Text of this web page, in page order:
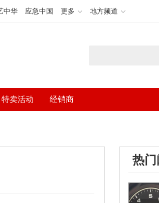
中华 应急中国 更多 地方频道
特卖活动 经销商
热